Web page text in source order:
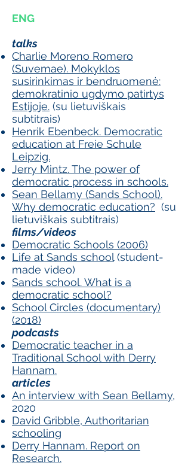
ENG
talks
Charlie Moreno Romero
(Suvemae). Mokyklos
susirinkimas ir bendruomenė:
demokratinio ugdymo patirtys
Estijoje. (su lietuviškais
subtitrais)
Henrik Ebenbeck. Democratic
education at Freie Schule
Leipzig.
Jerry Mintz. The power of
democratic process in schools.
Sean Bellamy (Sands School).
Why democratic education? (su
lietuviškais subtitrais)
films/videos
Democratic Schools (2006)
Life at Sands school (student-
made video)
Sands school. What is a
democratic school?
School Circles (documentary)
(2018)
podcasts
Democratic teacher in a
Traditional School with Derry
Hannam.
articles
An interview with Sean Bellamy,
2020
David Gribble, Authoritarian
schooling
Derry Hannam. Report on
Research.